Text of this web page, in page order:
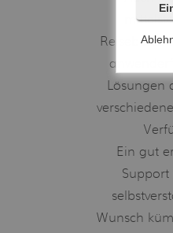
Reisebüros
Lösungen
Ein gut
Support
Wunsch